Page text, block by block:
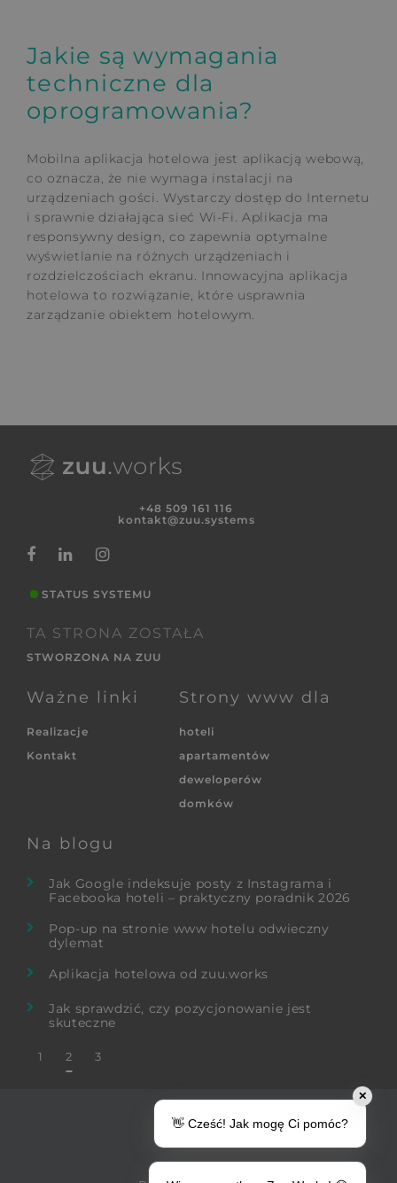
Jakie są wymagania
techniczne dla
oprogramowania?
Mobilna aplikacja hotelowa jest aplikacją webową,
co oznacza, że nie wymaga instalacji na
urządzeniach gości. Wystarczy dostęp do Internetu
i sprawnie działająca sieć Wi-Fi. Aplikacja ma
responsywny design, co zapewnia optymalne
wyświetlanie na różnych urządzeniach i
rozdzielczościach ekranu. Innowacyjna aplikacja
hotelowa to rozwiązanie, które usprawnia
zarządzanie obiektem hotelowym.
+48 509 161 116
kontakt@zuu.systems
STATUS SYSTEMU
TA STRONA ZOSTAŁA
STWORZONA NA ZUU
Ważne linki
Realizacje
Kontakt
Strony www dla
hoteli
apartamentów
deweloperów
domków
Na blogu
Jak Google indeksuje posty z Instagrama i
Facebooka hoteli – praktyczny poradnik 2026
Pop-up na stronie www hotelu odwieczny
dylemat
Aplikacja hotelowa od zuu.works
Jak sprawdzić, czy pozycjonowanie jest
skuteczne
1 2 3
✕
👋 Cześć! Jak mogę Ci pomóc?